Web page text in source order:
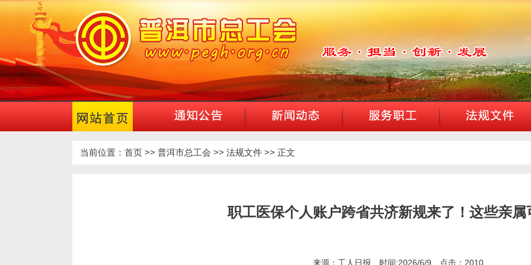
当前位置： 首页 >> 普洱市总工会 >> 法规文件 >> 正文
职工医保个人账户跨省共济新规来了！这些亲
来源：工人日报 时间:2026/6/9 点击：2010